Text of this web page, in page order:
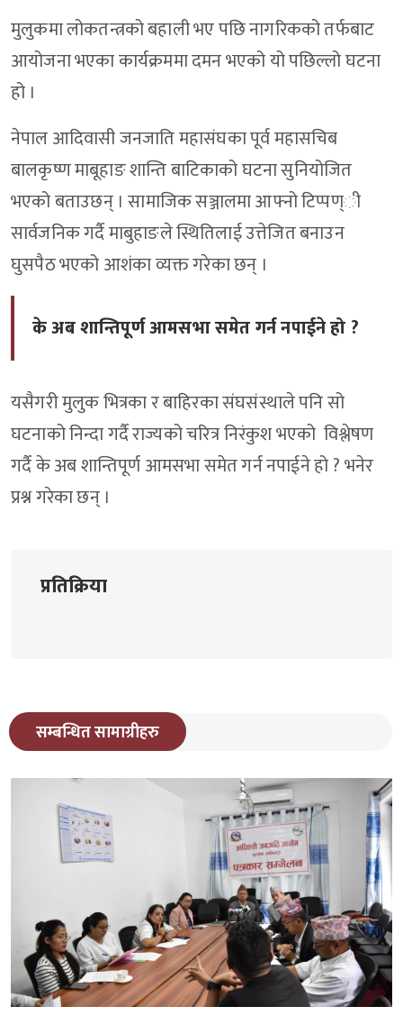
मुलुकमा लोकतन्त्रको बहाली भए पछि नागरिकको तर्फबाट
आयोजना भएका कार्यक्रममा दमन भएको यो पछिल्लो घटना
हो ।
नेपाल आदिवासी जनजाति महासंघका पूर्व महासचिब
बालकृष्ण माबूहाङ शान्ति बाटिकाको घटना सुनियोजित
भएको बताउछन् । सामाजिक सञ्जालमा आफ्नो टिप्पण्ी
सार्वजनिक गर्दै माबुहाङले स्थितिलाई उत्तेजित बनाउन
घुसपैठ भएको आशंका व्यक्त गरेका छन् ।
के अब शान्तिपूर्ण आमसभा समेत गर्न नपाईने हो ?
यसैगरी मुलुक भित्रका र बाहिरका संघसंस्थाले पनि सो
घटनाको निन्दा गर्दै राज्यको चरित्र निरंकुश भएको विश्लेषण
गर्दै के अब शान्तिपूर्ण आमसभा समेत गर्न नपाईने हो ? भनेर
प्रश्न गरेका छन् ।
प्रतिक्रिया
सम्बन्धित सामाग्रीहरु